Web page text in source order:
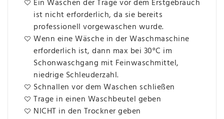
Ein Waschen der Trage vor dem Erstgebrauch
ist nicht erforderlich, da sie bereits
professionell vorgewaschen wurde.
Wenn eine Wäsche in der Waschmaschine
erforderlich ist, dann max bei 30°C im
Schonwaschgang mit Feinwaschmittel,
niedrige Schleuderzahl.
Schnallen vor dem Waschen schließen
Trage in einen Waschbeutel geben
NICHT in den Trockner geben